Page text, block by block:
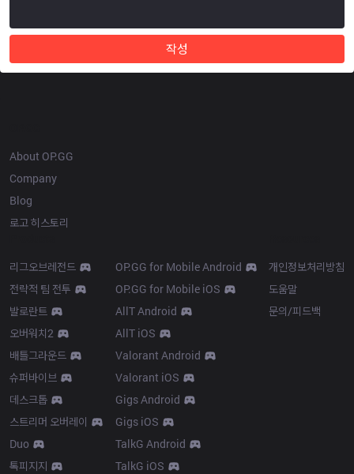
작성
About OP.GG
Company
Blog
로고 히스토리
리그오브레전드
전략적 팀 전투
발로란트
오버워치2
배틀그라운드
슈퍼바이브
데스크톱
스트리머 오버레이
Duo
톡피지지
OP.GG for Mobile Android
OP.GG for Mobile iOS
AllT Android
AllT iOS
Valorant Android
Valorant iOS
Gigs Android
Gigs iOS
TalkG Android
TalkG iOS
개인정보처리방침
도움말
문의/피드백